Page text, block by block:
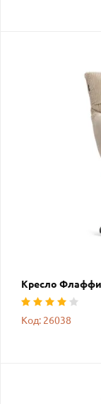
Кресло
Код: 26038